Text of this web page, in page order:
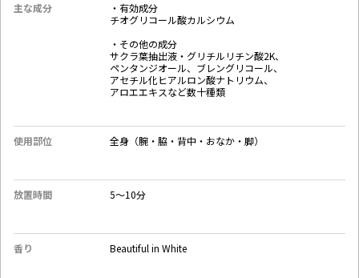
主な成分
・有効成分
チオグリコール酸カルシウム
・その他の成分
サクラ葉抽出液・グリチルリチン酸2K、
ペンタンジオール、ブレングリコール、
アセチル化ヒアルロン酸ナトリウム、
アロエエキスなど数十種類
使用部位 全身（腕・脇・背中・おなか・脚）
放置時間 5〜10分
香り ‎Beautiful in White